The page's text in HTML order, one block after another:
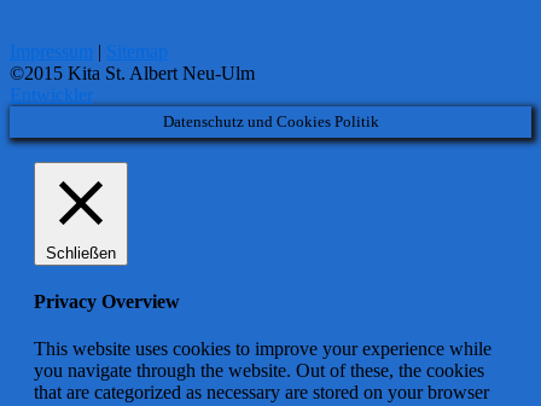
Impressum | Sitemap
©2015 Kita St. Albert Neu-Ulm
Entwickler
Datenschutz und Cookies Politik
Schließen
Privacy Overview
This website uses cookies to improve your experience while
you navigate through the website. Out of these, the cookies
that are categorized as necessary are stored on your browser